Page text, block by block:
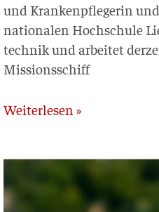
und Kran­ken­pfle­ge­rin
na­tio­na­len Hoch­schu­le
tech­nik und arbei­tet
Missionsschiff
Weiterlesen »
Maximilian
und
Sybille